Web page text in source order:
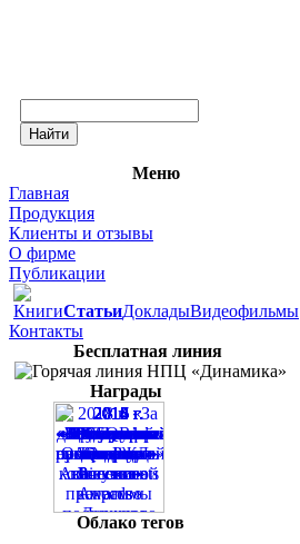
Меню
Главная
Продукция
Клиенты и отзывы
О фирме
Публикации
КнигиСтатьиДокладыВидеофильмы
Контакты
Бесплатная линия
Награды
Облако тегов